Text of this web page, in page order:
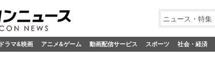
ニュース・特集
ドラマ&映画 アニメ&ゲーム 動画配信サービス スポーツ 社会・経済